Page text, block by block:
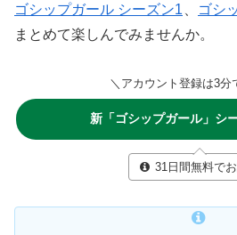
ゴシップガール シーズン1 ゴシ
まとめて楽しんでみませんか。
＼アカウント登録は3分
新「ゴシップガール」シ
31日間無料で